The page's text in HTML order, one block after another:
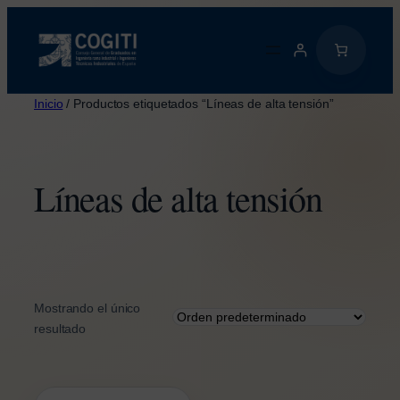
contenido
Inicio / Productos etiquetados “Líneas de alta tensión”
Líneas de alta tensión
Mostrando el único
resultado